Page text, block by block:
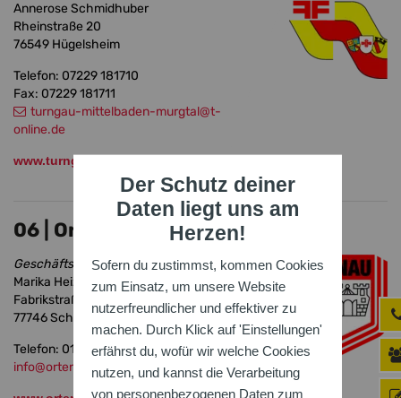
Der Schutz deiner
Daten liegt uns am
Herzen!
Sofern du zustimmst, kommen Cookies
zum Einsatz, um unsere Website
nutzerfreundlicher und effektiver zu
machen. Durch Klick auf 'Einstellungen'
erfährst du, wofür wir welche Cookies
nutzen, und kannst die Verarbeitung
von personenbezogenen Daten zum
Annerose Schmidhuber
Rheinstraße 20
76549 Hügelsheim
Telefon: 07229 181710
Fax: 07229 181711
turngau-mittelbaden-murgtal@t-
online.de
www.turngau-mittelbaden-murgtal.de
06 | Ortenauer Turngau
Geschäftsstelle
Marika Heizmann
Fabrikstraße 9
77746 Schutterwald
Telefon: 0172 9985480
info@ortenauer-turngau.de